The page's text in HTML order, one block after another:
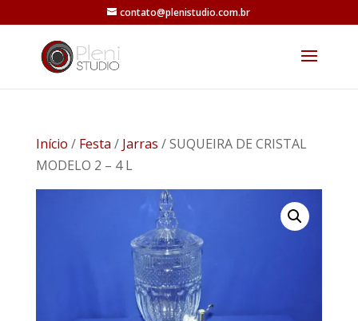
contato@plenistudio.com.br
Início / Festa / Jarras / SUQUEIRA DE CRISTAL
MODELO 2 – 4 L